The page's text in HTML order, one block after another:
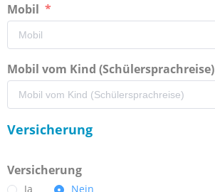
Mobil
Mobil vom Kind (Schülersprachreise)
Versicherung
Versicherung
Ja Nein